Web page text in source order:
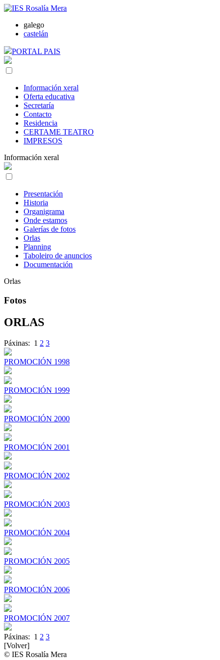
galego
castelán
PORTAL PAIS
Información xeral
Oferta educativa
Secretaría
Contacto
Residencia
CERTAME TEATRO
IMPRESOS
Información xeral
Presentación
Historia
Organigrama
Onde estamos
Galerías de fotos
Orlas
Planning
Taboleiro de anuncios
Documentación
Orlas
Fotos
ORLAS
Páxinas: 1 2 3
PROMOCIÓN 1998
PROMOCIÓN 1999
PROMOCIÓN 2000
PROMOCIÓN 2001
PROMOCIÓN 2002
PROMOCIÓN 2003
PROMOCIÓN 2004
PROMOCIÓN 2005
PROMOCIÓN 2006
PROMOCIÓN 2007
Páxinas: 1 2 3
[Volver]
© IES Rosalía Mera